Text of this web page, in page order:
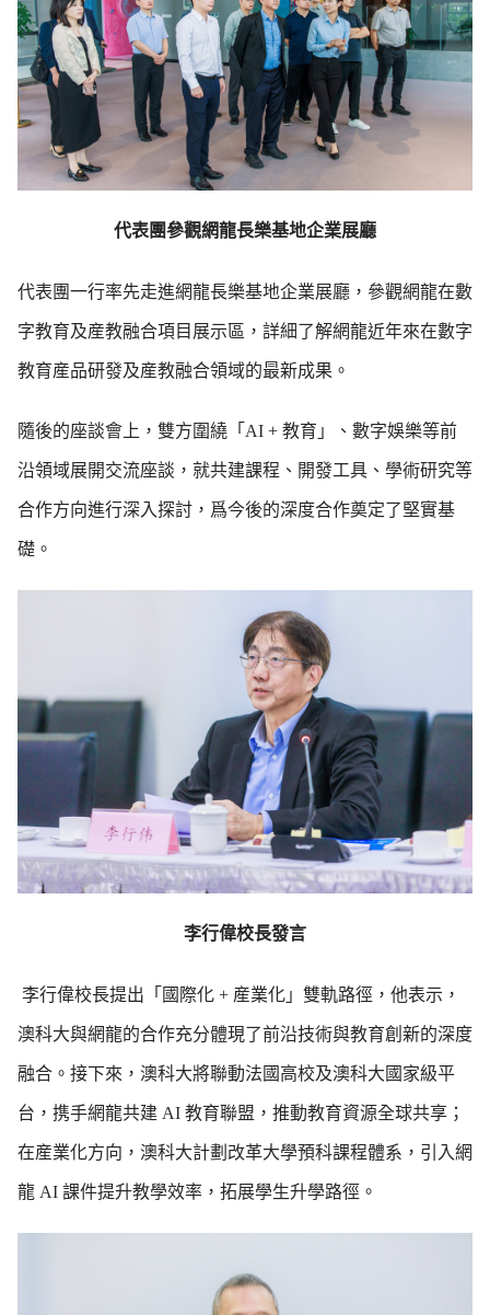
代表團參觀網龍長樂基地企業展廳
代表團一行率先走進網龍長樂基地企業展廳，參觀網龍在數
字教育及産教融合項目展示區，詳細了解網龍近年來在數字
教育産品研發及産教融合領域的最新成果。
隨後的座談會上，雙方圍繞「 AI + 教育」、數字娛樂等前
沿領域展開交流座談，就共建課程、開發工具、學術研究等
合作方向進行深入探討，爲今後的深度合作奠定了堅實基
礎。
李行偉校長發言
李行偉校長提出「國際化 + 産業化」雙軌路徑，他表示，
澳科大與網龍的合作充分體現了前沿技術與教育創新的深度
融合。接下來，澳科大將聯動法國高校及澳科大國家級平
台，携手網龍共建 AI 教育聯盟，推動教育資源全球共享；
在産業化方向，澳科大計劃改革大學預科課程體系，引入網
龍 AI 課件提升教學效率，拓展學生升學路徑。